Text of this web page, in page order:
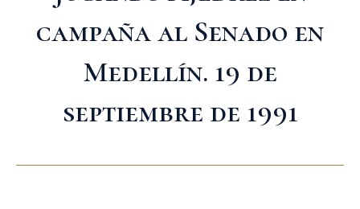
campaña al Senado en
Medellín. 19 de
septiembre de 1991